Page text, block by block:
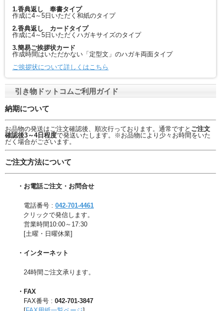
1.香典返し 奉書タイプ
作成に4～5日いただく和紙のタイプ
2.香典返し カードタイプ
作成に4～5日いただくハガキサイズのタイプ
3.簡易ご挨拶状カード
作成時間はいただかない「定型文」のハガキ両面タイプ
ご挨拶状について詳しくはこちら
引き物ドットコムご利用ガイド
納期について
お品物の発送はご注文確認後、順次行っております。通常ですと ご注文
確認後3～4日程度で発送いたします。※お品物により少々お時間をいた
だく場合がございます。
ご注文方法について
・お電話ご注文・お問合せ
電話番号 : 042-701-4461
クリックで発信します。
営業時間10:00～17:30
[土曜・日曜休業]
・インターネット
24時間ご注文承ります。
・FAX
FAX番号 : 042-701-3847